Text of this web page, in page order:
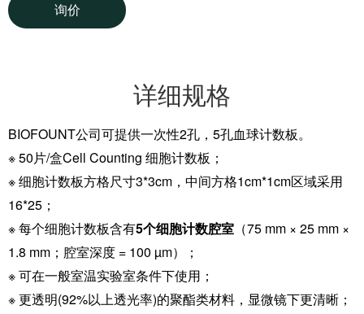
询价
详细规格
BIOFOUNT公司可提供一次性2孔，5孔血球计数板。
※50片/盒Cell Counting 细胞计数板；
※ 细胞计数板方格尺寸3*3cm，中间方格1cm*1cm区域采用
16*25；
※ 每个细胞计数板含有5个细胞计数腔室 （75 mm × 25 mm ×
1.8 mm；腔室深度 = 100 µm）；
※ 可在一般室温实验室条件下使用；
※ 更透明(92%以上透光率)的聚酯类材料，显微镜下更清晰；